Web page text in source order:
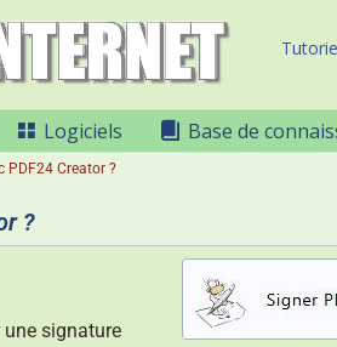
Logiciels Base de
PDF24 Creator ?
?
une signature